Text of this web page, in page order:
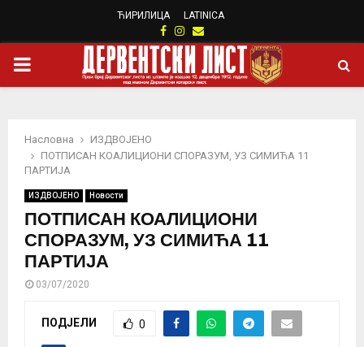
ЋИРИЛИЦА LATINICA
Facebook
Instagram
Email
PRIMARY
Насловна
ИЗДВОЈЕНО
ПОТПИСАН КОАЛИЦИОНИ СПОРАЗУМ, УЗ СИМИЋА 11
ПАРТИЈА
ИЗДВОЈЕНО Новости
ПОТПИСАН КОАЛИЦИОНИ
СПОРАЗУМ, УЗ СИМИЋА 11
ПАРТИЈА
03/07/2020
ПОДЈЕЛИ 0